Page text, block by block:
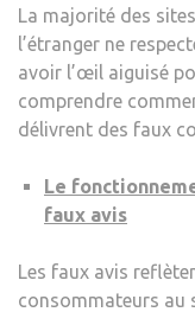
La majorité des
l’étranger ne
avoir l’œil aiguisé
comprendre
délivrent des faux
Le
faux avis
Les faux avis
consommateurs au